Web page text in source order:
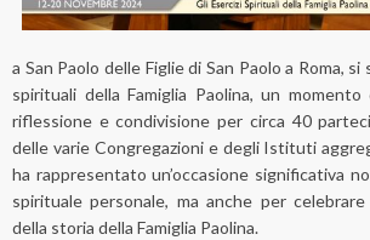
a San Paolo delle Figlie di San Paolo a Roma,
spirituali della Famiglia Paolina, un
riflessione e condivisione per circa 40
delle varie Congregazioni e degli Istituti
ha rappresentato un’occasione significativa
spirituale personale, ma anche per
della storia della Famiglia Paolina.